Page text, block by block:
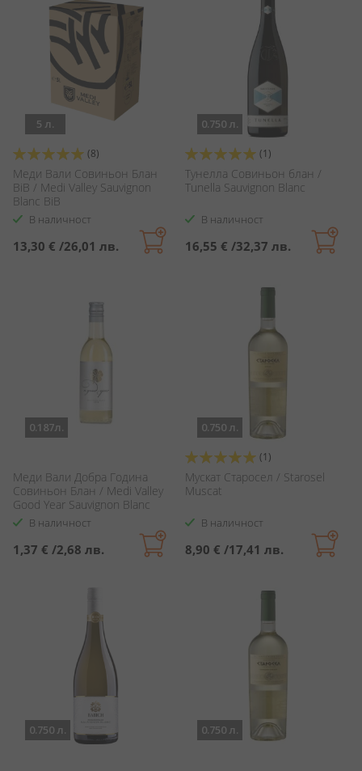
5 л.
Оценка:
100%
(8)
Меди Вали Совиньон Блан
BiB / Medi Valley Sauvignon
Blanc BiB
В наличност
13,30 € /26,01 лв.
0.750 л.
Оценка:
100%
(1)
Тунелла Совиньон блан /
Tunella Sauvignon Blanc
В наличност
16,55 € /32,37 лв.
0.187л.
Меди Вали Добра Година
Совиньон Блан / Medi Valley
Good Year Sauvignon Blanc
В наличност
1,37 € /2,68 лв.
0.750 л.
Оценка:
100%
(1)
Мускат Старосел / Starosel
Muscat
В наличност
8,90 € /17,41 лв.
0.750 л. 0.750 л.